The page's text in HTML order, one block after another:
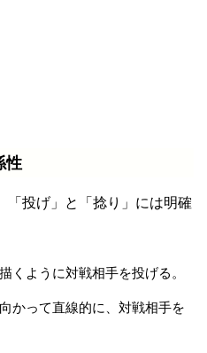
性
「投げ」と「捻り」には明確
くように対戦相手を投げる。
かって直線的に、対戦相手を